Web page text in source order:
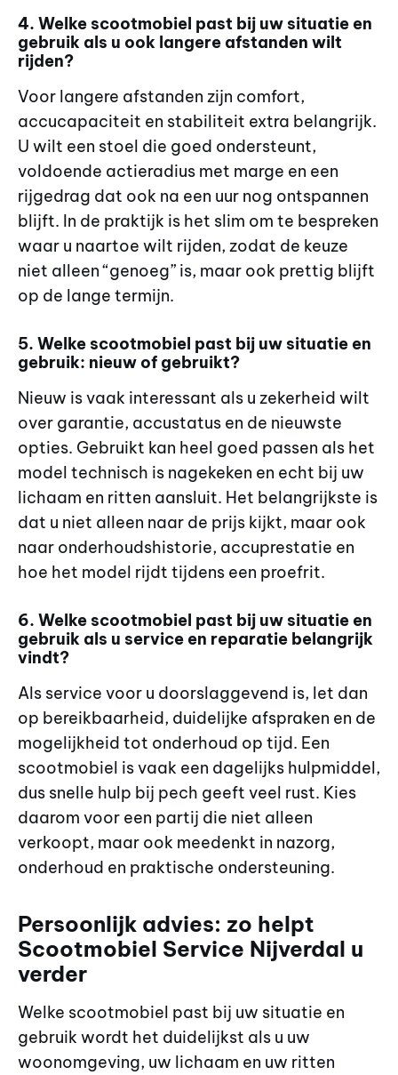
4. Welke scootmobiel past bij uw situatie en
gebruik als u ook langere afstanden wilt
rijden?
Voor langere afstanden zijn comfort,
accucapaciteit en stabiliteit extra belangrijk.
U wilt een stoel die goed ondersteunt,
voldoende actieradius met marge en een
rijgedrag dat ook na een uur nog ontspannen
blijft. In de praktijk is het slim om te bespreken
waar u naartoe wilt rijden, zodat de keuze
niet alleen “genoeg” is, maar ook prettig blijft
op de lange termijn.
5. Welke scootmobiel past bij uw situatie en
gebruik: nieuw of gebruikt?
Nieuw is vaak interessant als u zekerheid wilt
over garantie, accustatus en de nieuwste
opties. Gebruikt kan heel goed passen als het
model technisch is nagekeken en echt bij uw
lichaam en ritten aansluit. Het belangrijkste is
dat u niet alleen naar de prijs kijkt, maar ook
naar onderhoudshistorie, accuprestatie en
hoe het model rijdt tijdens een proefrit.
6. Welke scootmobiel past bij uw situatie en
gebruik als u service en reparatie belangrijk
vindt?
Als service voor u doorslaggevend is, let dan
op bereikbaarheid, duidelijke afspraken en de
mogelijkheid tot onderhoud op tijd. Een
scootmobiel is vaak een dagelijks hulpmiddel,
dus snelle hulp bij pech geeft veel rust. Kies
daarom voor een partij die niet alleen
verkoopt, maar ook meedenkt in nazorg,
onderhoud en praktische ondersteuning.
Persoonlijk advies: zo helpt
Scootmobiel Service Nijverdal u
verder
Welke scootmobiel past bij uw situatie en
gebruik wordt het duidelijkst als u uw
woonomgeving, uw lichaam en uw ritten